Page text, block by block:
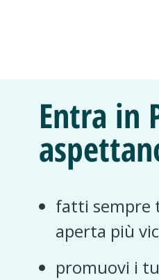
Entra in
fatti sempre
aperta più
promuovi i